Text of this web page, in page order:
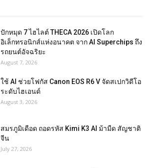
ปักหมุด 7 ไฮไลต์ THECA 2026 เปิดโลก
อิเล็กทรอนิกส์แห่งอนาคต จาก AI Superchips ถึง
รถยนต์อัจฉริยะ
August 7, 2026
ใช้ AI ช่วยโฟกัส Canon EOS R6 V จัดสเปกวิดีโอ
ระดับไฮเอนด์
August 3, 2026
สมรภูมิเดือด ถอดรหัส Kimi K3 AI ม้ามืด สัญชาติ
จีน
July 27, 2026